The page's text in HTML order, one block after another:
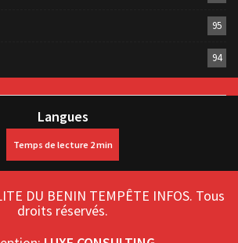
95
94
Langues
DU BENIN TEMPÊTE INFOS. Tous
droits réservés.